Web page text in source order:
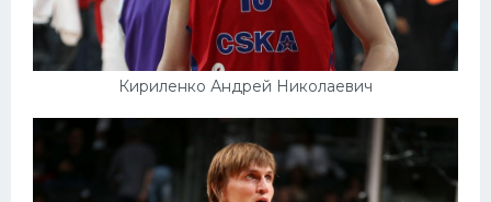
Кириленко Андрей Николаевич